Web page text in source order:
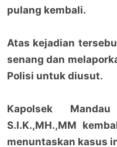
pulang kembali.
Atas kejadian
senang dan
Polisi untuk diusut.
Kapolsek
S.I.K.,MH.,MM
menuntaskan kasus